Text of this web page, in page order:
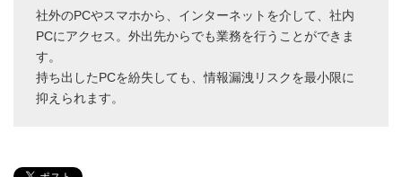
社外のPCやスマホから、インターネットを介して、社内
PCにアクセス。外出先からでも業務を行うことができま
す。
持ち出したPCを紛失しても、情報漏洩リスクを最小限に
抑えられます。